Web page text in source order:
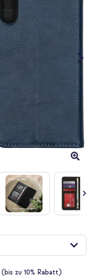
(bis zu 10% Rabatt)